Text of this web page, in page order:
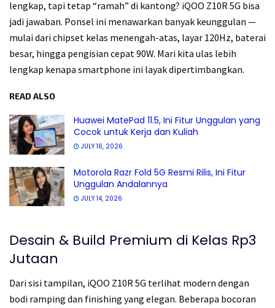
lengkap, tapi tetap “ramah” di kantong? iQOO Z10R 5G bisa
jadi jawaban. Ponsel ini menawarkan banyak keunggulan —
mulai dari chipset kelas menengah-atas, layar 120Hz, baterai
besar, hingga pengisian cepat 90W. Mari kita ulas lebih
lengkap kenapa smartphone ini layak dipertimbangkan.
READ ALSO
Huawei MatePad 11.5, Ini Fitur Unggulan yang
Cocok untuk Kerja dan Kuliah
JULY 16, 2026
Motorola Razr Fold 5G Resmi Rilis, Ini Fitur
Unggulan Andalannya
JULY 14, 2026
Desain & Build Premium di Kelas Rp3
Jutaan
Dari sisi tampilan, iQOO Z10R 5G terlihat modern dengan
bodi ramping dan finishing yang elegan. Beberapa bocoran